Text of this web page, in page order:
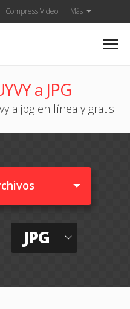
Compress Video Más
a JPG
a jpg en línea y gratis
JPG